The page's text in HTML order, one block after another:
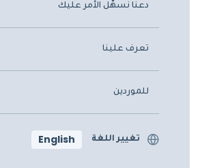
دعنا نسهّل الأمر عليك
تعرف علينا
للموردين
تغيير اللغة English